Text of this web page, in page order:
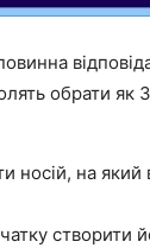
обрати
носій, на
створити